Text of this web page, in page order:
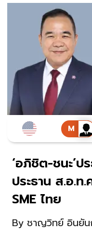
‘อภิชิต-ชนะ’
ประธาน ส.อ.ท
SME ไทย
By ชาญวิทย์ อินยั